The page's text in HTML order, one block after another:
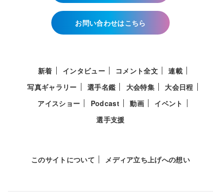
お問い合わせはこちら
新着 インタビュー コメント全文
連載
写真ギャラリー
選手名鑑 大会特集
大会日程
アイスショー
Podcast 動画
イベント
選手支援
このサイトについて メディア立ち上げへの想い